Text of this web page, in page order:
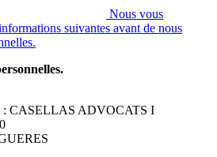
Nous vous
suivantes avant de nous
: CASELLAS ADVOCATS I